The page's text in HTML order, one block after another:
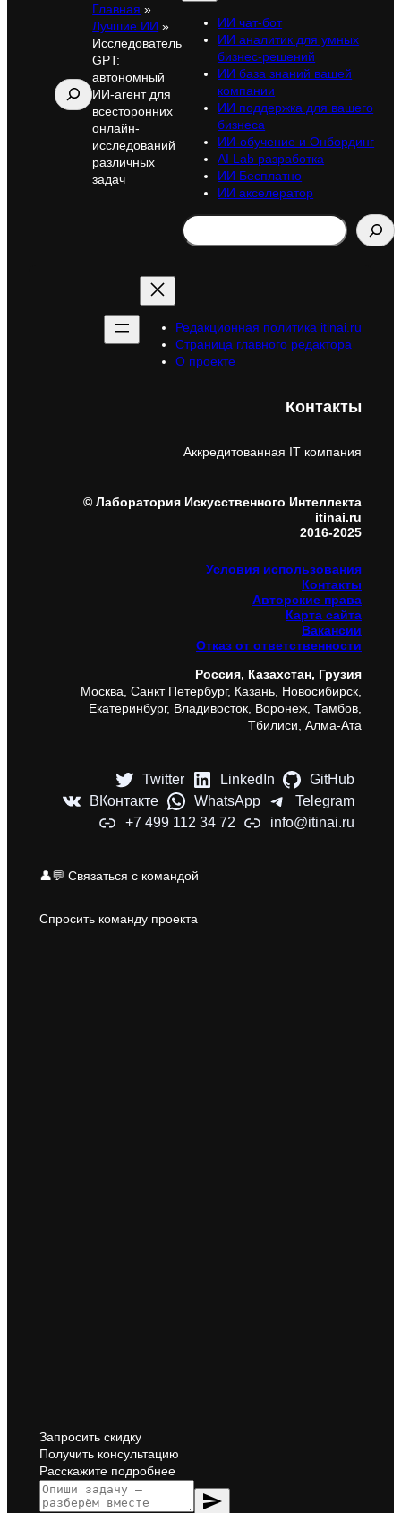
Поиск
Главная »
Лучшие ИИ »
Исследователь
GPT:
автономный
ИИ-агент для
всесторонних
онлайн-
исследований
различных
задач
ИИ чат-бот
ИИ аналитик для умных
бизнес-решений
ИИ база знаний вашей
компании
ИИ поддержка для вашего
бизнеса
ИИ-обучение и Онбординг
AI Lab разработка
ИИ Бесплатно
ИИ акселератор
Search
Редакционная политика itinai.ru
Страница главного редактора
О проекте
Контакты
Аккредитованная IT компания
© Лаборатория Искусственного Интеллекта
itinai.ru
2016-2025
Условия использования
Контакты
Авторские права
Карта сайта
Вакансии
Отказ от ответственности
Россия, Казахстан, Грузия
Москва, Санкт Петербург, Казань, Новосибирск,
Екатеринбург, Владивосток, Воронеж, Тамбов,
Тбилиси, Алма-Ата
Twitter LinkedIn
GitHub
ВКонтакте
WhatsApp
Telegram
+7 499 112 34 72
info@itinai.ru
👤💬 Связаться с командой
Спросить команду проекта
Запросить скидку
Получить консультацию
Расскажите подробнее
send